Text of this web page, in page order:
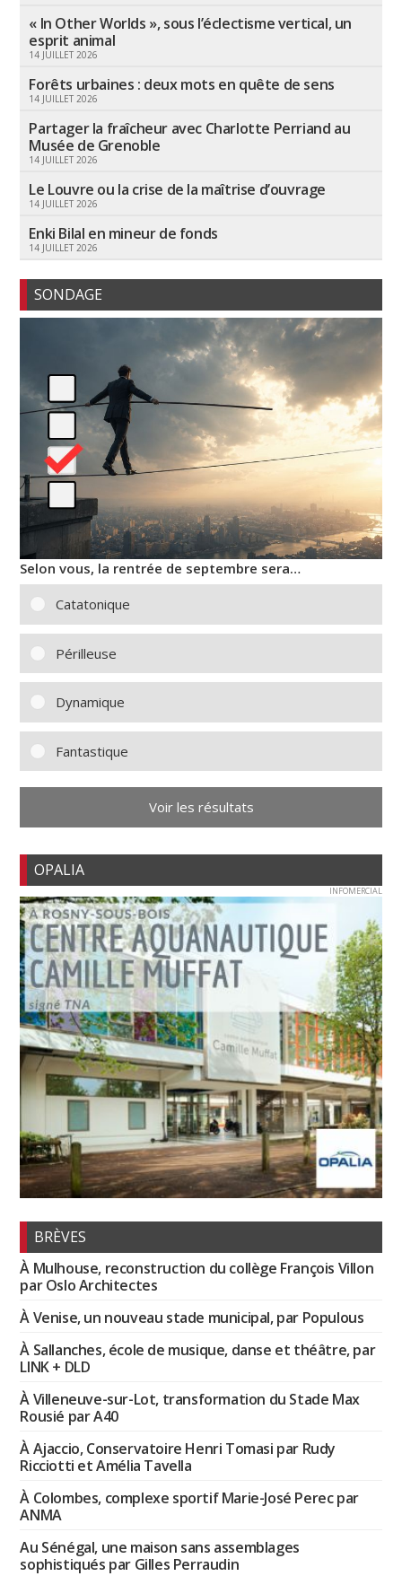
« In Other Worlds », sous l’éclectisme vertical, un
esprit animal
14 JUILLET 2026
Forêts urbaines : deux mots en quête de sens
14 JUILLET 2026
Partager la fraîcheur avec Charlotte Perriand au
Musée de Grenoble
14 JUILLET 2026
Le Louvre ou la crise de la maîtrise d’ouvrage
14 JUILLET 2026
Enki Bilal en mineur de fonds
14 JUILLET 2026
SONDAGE
Selon vous, la rentrée de septembre sera…
Catatonique
Périlleuse
Dynamique
Fantastique
Voir les résultats
OPALIA
INFOMERCIAL
BRÈVES
À Mulhouse, reconstruction du collège François Villon
par Oslo Architectes
À Venise, un nouveau stade municipal, par Populous
À Sallanches, école de musique, danse et théâtre, par
LINK + DLD
À Villeneuve-sur-Lot, transformation du Stade Max
Rousié par A40
À Ajaccio, Conservatoire Henri Tomasi par Rudy
Ricciotti et Amélia Tavella
À Colombes, complexe sportif Marie-José Perec par
ANMA
Au Sénégal, une maison sans assemblages
sophistiqués par Gilles Perraudin